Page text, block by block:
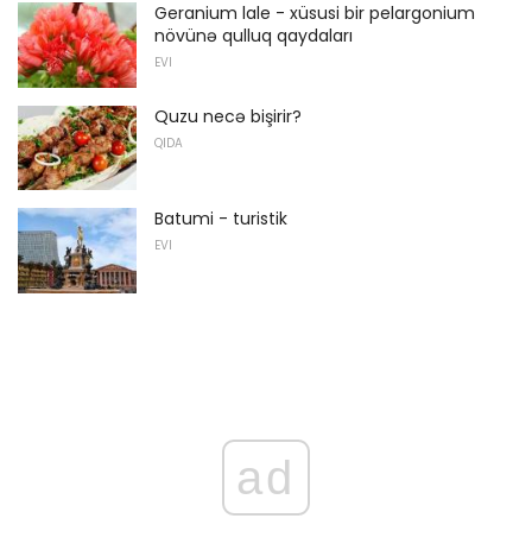
Geranium lale - xüsusi bir pelargonium
növünə qulluq qaydaları
EVI
Quzu necə bişirir?
QIDA
Batumi - turistik
EVI
ad